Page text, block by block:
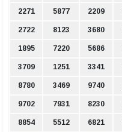
2271 5877 2209
2722 8123 3680
1895 7220 5686
3709 1251 3341
8780 3469 9740
9702 7931 8230
8854 5512 6821